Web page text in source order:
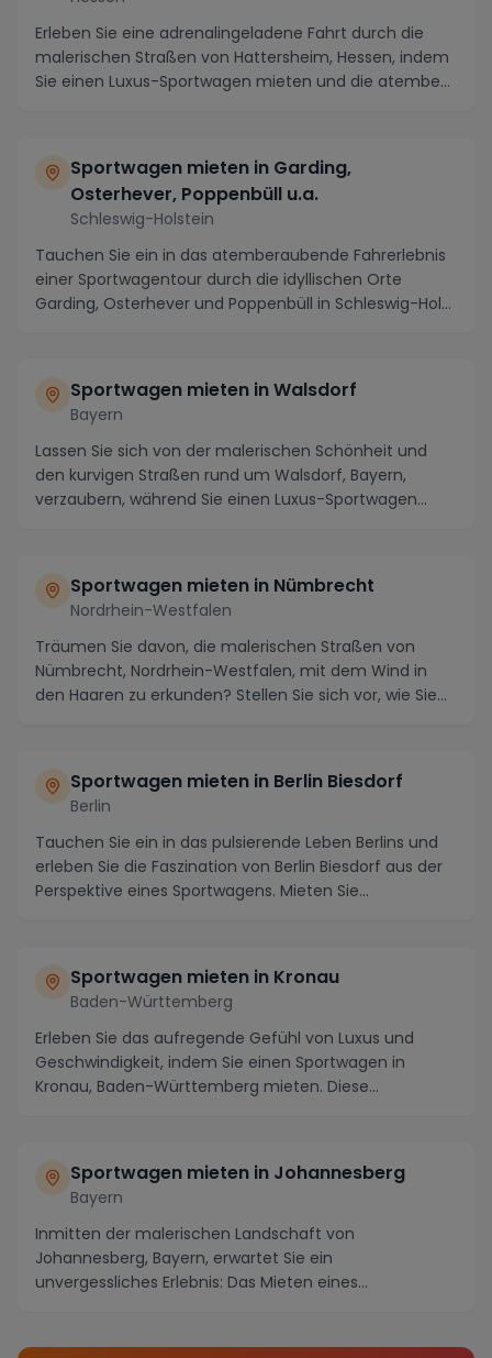
Erleben Sie eine adrenalingeladene Fahrt durch die
malerischen Straßen von Hattersheim, Hessen, indem
Sie einen Luxus-Sportwagen mieten und die atembe...
Sportwagen mieten in Garding,
Osterhever, Poppenbüll u.a.
Schleswig-Holstein
Tauchen Sie ein in das atemberaubende Fahrerlebnis
einer Sportwagentour durch die idyllischen Orte
Garding, Osterhever und Poppenbüll in Schleswig-Hol...
Sportwagen mieten in Walsdorf
Bayern
Lassen Sie sich von der malerischen Schönheit und
den kurvigen Straßen rund um Walsdorf, Bayern,
verzaubern, während Sie einen Luxus-Sportwagen
Sportwagen mieten in Nümbrecht
Nordrhein-Westfalen
Träumen Sie davon, die malerischen Straßen von
Nümbrecht, Nordrhein-Westfalen, mit dem Wind in
den Haaren zu erkunden? Stellen Sie sich vor, wie Sie
Sportwagen mieten in Berlin Biesdorf
Berlin
Tauchen Sie ein in das pulsierende Leben Berlins und
erleben Sie die Faszination von Berlin Biesdorf aus der
Perspektive eines Sportwagens. Mieten Sie...
Sportwagen mieten in Kronau
Baden-Württemberg
Erleben Sie das aufregende Gefühl von Luxus und
Geschwindigkeit, indem Sie einen Sportwagen in
Kronau, Baden-Württemberg mieten. Diese
Sportwagen mieten in Johannesberg
Bayern
Inmitten der malerischen Landschaft von
Johannesberg, Bayern, erwartet Sie ein
unvergessliches Erlebnis: Das Mieten eines